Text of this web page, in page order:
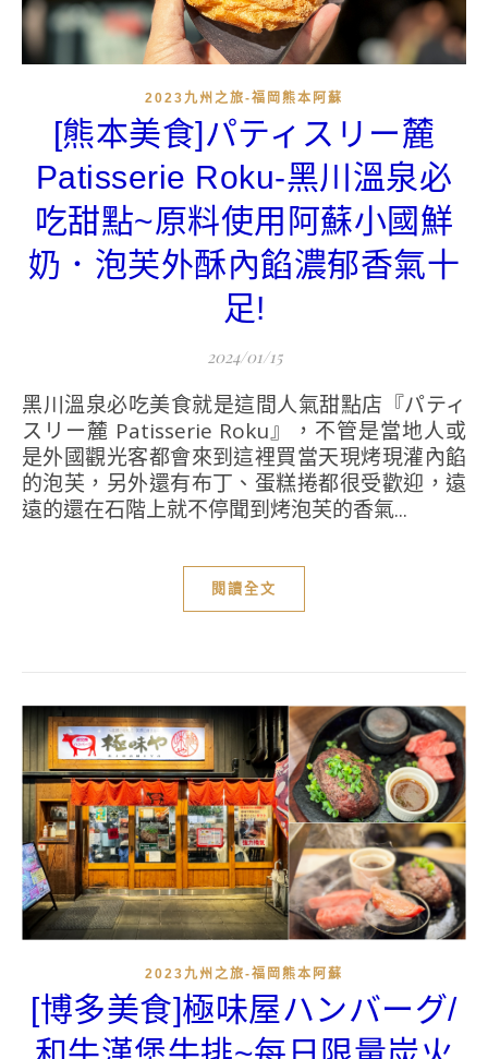
2023九州之旅-福岡熊本阿蘇
[熊本美食]パティスリー麓
Patisserie Roku-黑川溫泉必
吃甜點~原料使用阿蘇小國鮮
奶．泡芙外酥內餡濃郁香氣十
足!
2024/01/15
黑川溫泉必吃美食就是這間人氣甜點店『パティ
スリー麓 Patisserie Roku』，不管是當地人或
是外國觀光客都會來到這裡買當天現烤現灌內餡
的泡芙，另外還有布丁、蛋糕捲都很受歡迎，遠
遠的還在石階上就不停聞到烤泡芙的香氣...
閱讀全文
2023九州之旅-福岡熊本阿蘇
[博多美食]極味屋ハンバーグ/